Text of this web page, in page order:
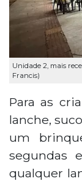
Unidade 2, mais
Francis)
Para as
lanche,
um
segundas
qualquer